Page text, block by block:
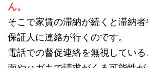
ん。
そこで家賃の滞納が続くと滞納
保証人に連絡が行くのです。
電話での督促連絡を無視してい